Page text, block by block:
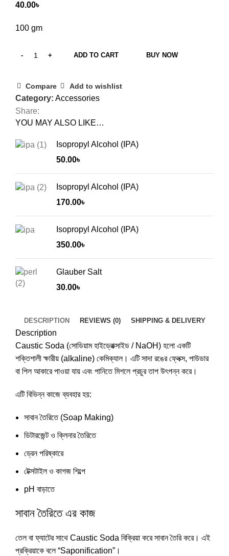
40.00৳
100 gm
ADD TO CART BUY NOW
Compare Add to wishlist
Category: Accessories
Share:
YOU MAY ALSO LIKE…
Isopropyl Alcohol (IPA)
50.00৳
Isopropyl Alcohol (IPA)
170.00৳
Isopropyl Alcohol (IPA)
350.00৳
Glauber Salt
30.00৳
DESCRIPTION REVIEWS (0) SHIPPING & DELIVERY
Description
Caustic Soda (সোডিয়াম হাইড্রোক্সাইড / NaOH) হলো একটি
শক্তিশালী ক্ষারীয় (alkaline) কেমিক্যাল। এটি সাদা রঙের ফ্লেক্স, পাউডার
বা পিল আকারে পাওয়া যায় এবং পানিতে মিশলে প্রচুর তাপ উৎপন্ন করে।
এটি বিভিন্ন কাজে ব্যবহার হয়:
সাবান তৈরিতে (Soap Making)
ডিটারজেন্ট ও ক্লিনার তৈরিতে
ড্রেন পরিষ্কারে
টেক্সটাইল ও কাগজ শিল্পে
pH বাড়াতে
সাবান তৈরিতে এর কাজ
তেল বা ফ্যাটের সাথে Caustic Soda বিক্রিয়া করে সাবান তৈরি করে। এই
প্রক্রিয়াকে বলে “Saponification”।